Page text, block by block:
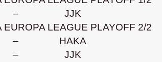
–
JJK
EUROPA LEAGUE PLAYOFF 2/2
–
HAKA
–
JJK